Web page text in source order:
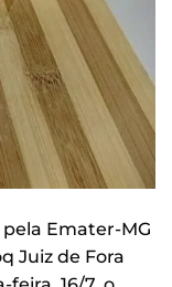
Emater-MG
Juiz de Fora